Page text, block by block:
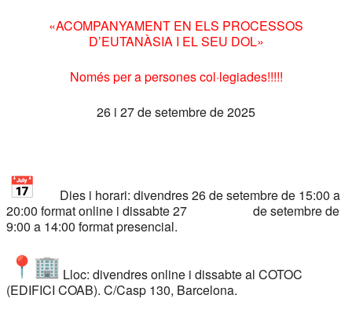
«ACOMPANYAMENT EN ELS PROCESSOS
D’EUTANÀSIA I EL SEU DOL»
Només per a persones col·legiades!!!!!
26 i 27 de setembre de 2025
Dies i horari: divendres 26 de setembre de 15:00 a
20:00 format online i dissabte 27 de setembre de
9:00 a 14:00 format presencial.
Lloc: divendres online i dissabte al COTOC
(EDIFICI COAB). C/Casp 130, Barcelona.